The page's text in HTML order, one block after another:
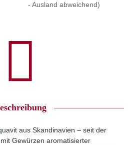
- Ausland abweichend)
aus Skandinavien – seit der
Gewürzen aromatisierter